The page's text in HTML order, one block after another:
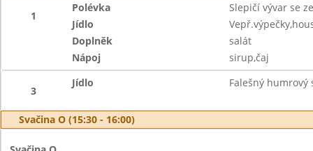
1
Polévka
Slepičí vývar se
Jídlo
Doplněk
salát
Nápoj
sirup,čaj
3
Jídlo Falešný humrový
Svačina O (15:30 - 16:00)